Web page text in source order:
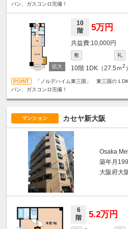
パン、ガスコンロ完備！
10
階
5万円
10,000円
敷 礼
10階 1DK（27.5ｍ2 ）
「ノルデハイム東三国」 東三国の１
パン、ガスコンロ完備！
マンション カセヤ新大阪
Osaka
築年月
大阪府大
6
階
5.2万円